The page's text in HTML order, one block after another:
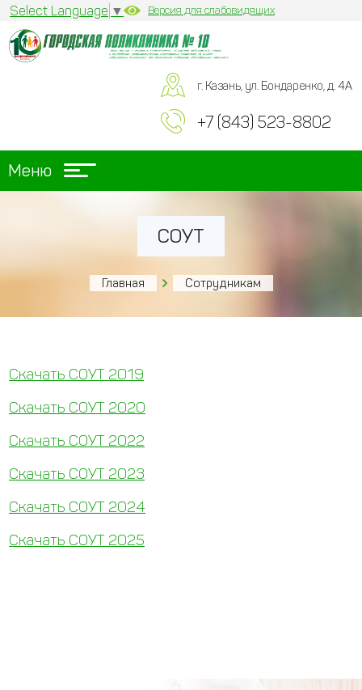
Select Language ▼ Версия для слабовидящих
г. Казань, ул. Бондаренко, д. 4А
+7 (843) 523-8802
Меню
СОУТ
Главная Сотрудникам
Скачать СОУТ 2019
Скачать СОУТ 2020
Скачать СОУТ 2022
Скачать СОУТ 2023
Скачать СОУТ 2024
Скачать СОУТ 2025